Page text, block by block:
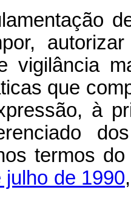
vigilância
que
à
termos
de 1990